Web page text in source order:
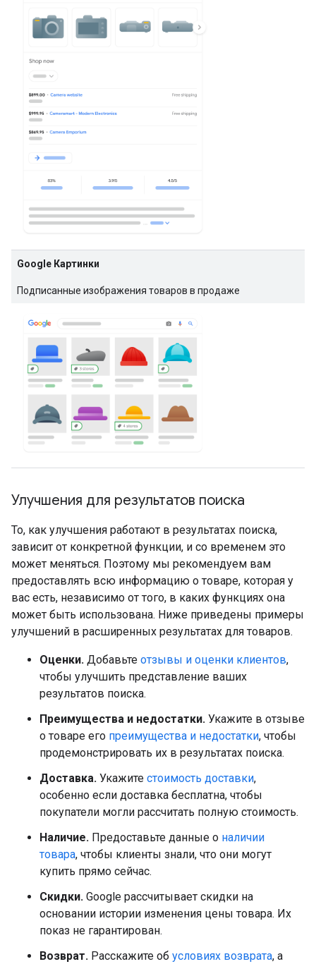
Google Картинки
Подписанные изображения товаров в продаже
Улучшения для результатов поиска
То, как улучшения работают в результатах поиска,
зависит от конкретной функции, и со временем это
может меняться. Поэтому мы рекомендуем вам
предоставлять всю информацию о товаре, которая у
вас есть, независимо от того, в каких функциях она
может быть использована. Ниже приведены примеры
улучшений в расширенных результатах для товаров.
Оценки. Добавьте отзывы и оценки клиентов,
чтобы улучшить представление ваших
результатов поиска.
Преимущества и недостатки. Укажите в отзыве
о товаре его преимущества и недостатки, чтобы
продемонстрировать их в результатах поиска.
Доставка. Укажите стоимость доставки,
особенно если доставка бесплатна, чтобы
покупатели могли рассчитать полную стоимость.
Наличие. Предоставьте данные о наличии
товара, чтобы клиенты знали, что они могут
купить прямо сейчас.
Скидки. Google рассчитывает скидки на
основании истории изменения цены товара. Их
показ не гарантирован.
Возврат. Расскажите об условиях возврата, а